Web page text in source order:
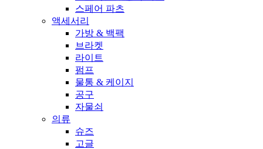
스페어 파츠
액세서리
가방 & 백팩
브라켓
라이트
펌프
물통 & 케이지
공구
자물쇠
의류
슈즈
고글